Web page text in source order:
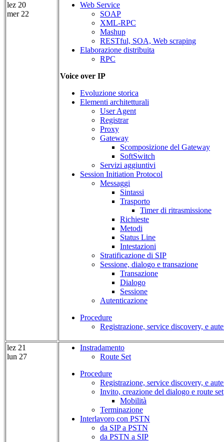
lez 20
mer 22
Web Service
SOAP
XML-RPC
Mashup
RESTful, SOA, Web scraping
Elaborazione distribuita
RPC
Voice over IP
Evoluzione storica
Elementi architetturali
User Agent
Registrar
Proxy
Gateway
Scomposizione del Gateway
SoftSwitch
Servizi aggiuntivi
Session Initiation Protocol
Messaggi
Sintassi
Trasporto
Timer di ritrasmissione
Richieste
Metodi
Status Line
Intestazioni
Stratificazione di SIP
Sessione, dialogo e transazione
Transazione
Dialogo
Sessione
Autenticazione
Procedure
Registrazione, service discovery, e
lez 21
lun 27
Instradamento
Route Set
Procedure
Registrazione, service discovery, e
Invito, creazione del dialogo e route set
Mobilità
Terminazione
Interlavoro con PSTN
da SIP a PSTN
da PSTN a SIP